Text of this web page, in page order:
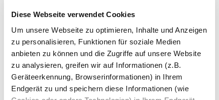
Diese Webseite verwendet Cookies
Um unsere Webseite zu optimieren, Inhalte und Anzeigen
zu personalisieren, Funktionen für soziale Medien
anbieten zu können und die Zugriffe auf unsere Website
zu analysieren, greifen wir auf Informationen (z.B.
Geräteerkennung, Browserinformationen) in Ihrem
Endgerät zu und speichern diese Informationen (wie
Fachanwältin für Arbeitsrecht
Leiterin der Geschäftsstelle Nürnberg
Jens Meyer
Geschäftsführer